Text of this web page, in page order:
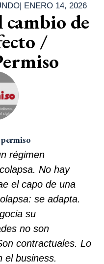
| ENERO 14, 2026
cambio de
/
régimen
No hay
el capo de una
se adapta.
su
no son
contractuales. Lo
el business.